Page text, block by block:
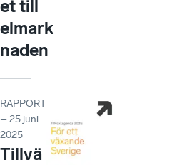
et till
elmark
naden
RAPPORT
– 25 juni
2025
Tillvä